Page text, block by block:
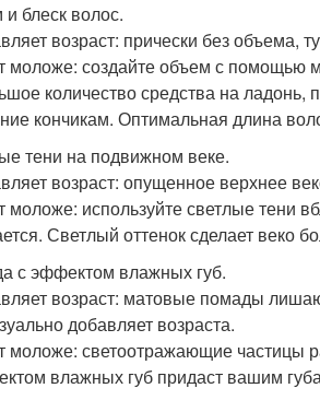
блеск волос.
возраст: прически без объема,
моложе: создайте объем с помощью
количество средства на
кончикам. Оптимальная длина
тени на подвижном веке.
возраст: опущенное верхнее
моложе: используйте светлые тени
Светлый оттенок сделает
с эффектом влажных губ.
возраст: матовые помады
добавляет возраста.
моложе: светоотражающие частицы
влажных губ придаст вашим